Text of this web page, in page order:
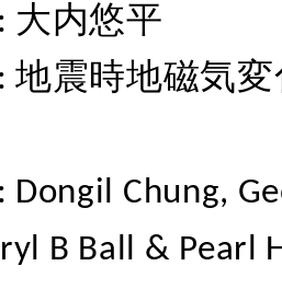
内悠平
震時地磁気変
Chung,
B Ball & Pearl